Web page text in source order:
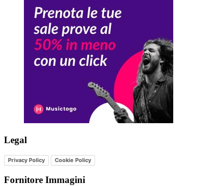
Legal
Privacy Policy Cookie Policy
Fornitore Immagini